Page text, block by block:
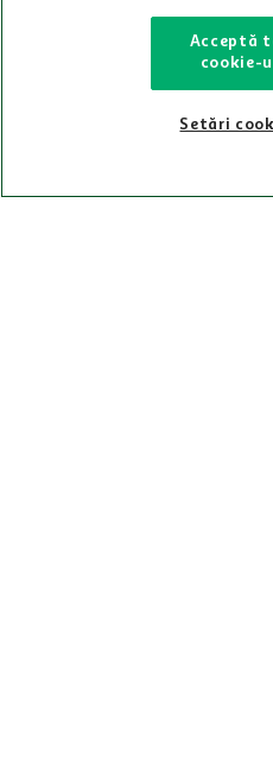
Iti stam
021-9141
Acceptă
cookie-
Setări